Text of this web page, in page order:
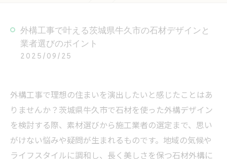
外構工事で叶える茨城県牛久市の石材デザインと
業者選びのポイント
2025/09/25
外構工事で理想の住まいを演出したいと感じたことはあ
りませんか？茨城県牛久市で石材を使った外構デザイン
を検討する際、素材選びから施工業者の選定まで、思い
がけない悩みや疑問が生まれるものです。地域の気候や
ライフスタイルに調和し、長く美しさを保つ石材外構に